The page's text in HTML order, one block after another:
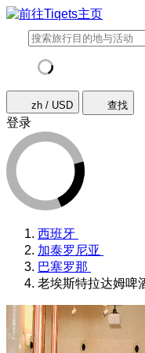
zh / USD 查找
登录
西班牙
加泰罗尼亚
巴塞罗那
老埃斯特拉达姆啤